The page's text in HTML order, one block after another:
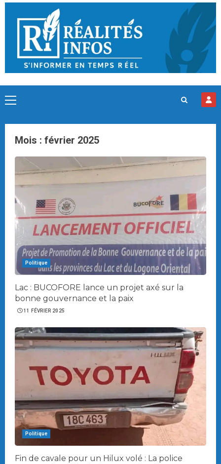
Skip
content
Primary
Mois : février 2025
Politique
Lac : BUCOFORE lance un projet axé sur la
bonne gouvernance et la paix
11 FÉVRIER 2025
Politique
Fin de cavale pour un Hilux volé : La police